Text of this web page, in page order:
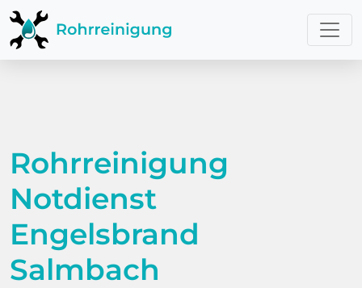
Rohrreinigung
Notdienst
Engelsbrand
Salmbach